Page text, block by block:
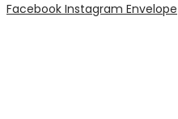
Facebook Instagram Envelope